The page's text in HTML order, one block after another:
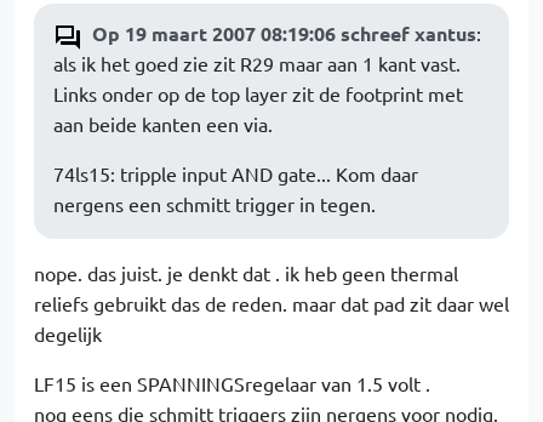
Op 19 maart 2007 08:19:06 schreef xantus:
als ik het goed zie zit R29 maar aan 1 kant vast.
Links onder op de top layer zit de footprint met
aan beide kanten een via.
74ls15: tripple input AND gate... Kom daar
nergens een schmitt trigger in tegen.
nope. das juist. je denkt dat . ik heb geen thermal
reliefs gebruikt das de reden. maar dat pad zit daar wel
degelijk
LF15 is een SPANNINGSregelaar van 1.5 volt .
nog eens die schmitt triggers zijn nergens voor nodig.